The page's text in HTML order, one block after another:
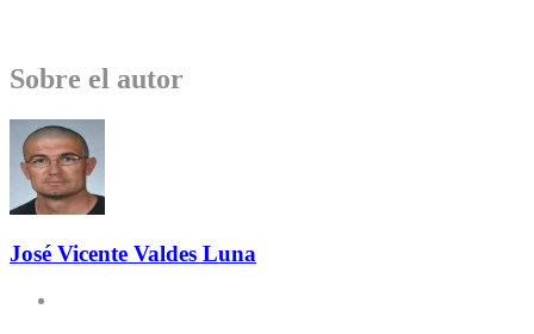
Sobre el autor
José Vicente Valdes Luna